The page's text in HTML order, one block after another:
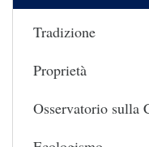
Tradizione
Proprietà
Osservatorio sulla